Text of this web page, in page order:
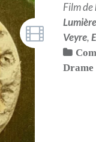
Film de
Veyre,
Drame